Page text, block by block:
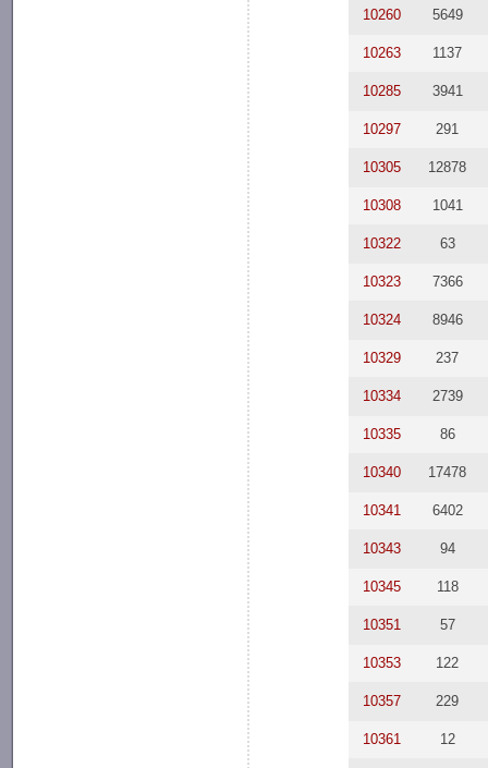
10260 5649
10263 1137
10285 3941
10297 291
10305 12878
10308 1041
10322 63
10323 7366
10324 8946
10329 237
10334 2739
10335 86
10340 17478
10341 6402
10343 94
10345 118
10351 57
10353 122
10357 229
10361 12